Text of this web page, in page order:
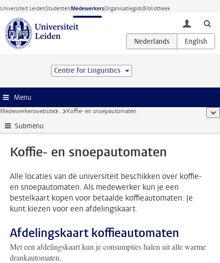
Ga direct naar de inhoud
Universiteit LeidenStudentenMedewerkersOrganisatiegidsBibliotheek
toggle
Centre for Linguistics
Menu
Medewerkerswebsite ... Koffie- en snoepautomaten
Submenu
Koffie- en snoepautomaten
Alle locaties van de universiteit beschikken over koffie-
en snoepautomaten. Als medewerker kun je een
bestelkaart kopen voor betaalde koffieautomaten. Je
kunt kiezen voor een afdelingskaart.
Afdelingskaart koffieautomaten
Met een afdelingskaart kun je consumpties halen uit alle warme
drankautomaten.